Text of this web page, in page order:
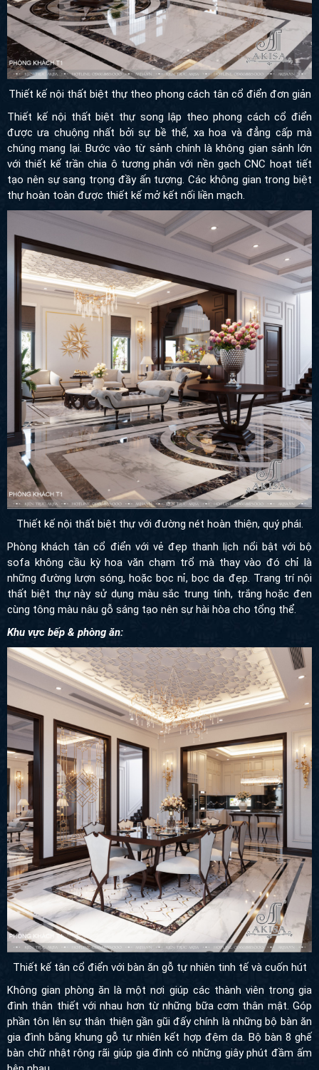
Thiết kế nội thất biệt thự theo phong cách tân cổ điển đơn giản
Thiết kế nội thất biệt thự song lập theo phong cách cổ điển
được ưa chuộng nhất bởi sự bề thế, xa hoa và đẳng cấp mà
chúng mang lại. Bước vào từ sảnh chính là không gian sảnh lớn
với thiết kế trần chia ô tương phản với nền gạch CNC hoạt tiết
tạo nên sự sang trọng đầy ấn tượng. Các không gian trong biệt
thự hoàn toàn được thiết kế mở kết nối liền mạch.
Thiết kế nội thất biệt thự với đường nét hoàn thiện, quý phái.
Phòng khách tân cổ điển với vẻ đẹp thanh lịch nổi bật với bộ
sofa không cầu kỳ hoa văn chạm trổ mà thay vào đó chỉ là
những đường lượn sóng, hoặc bọc nỉ, bọc da đẹp. Trang trí nội
thất biệt thự này sử dụng màu sắc trung tính, trắng hoặc đen
cùng tông màu nâu gỗ sáng tạo nên sự hài hòa cho tổng thể.
Khu vực bếp & phòng ăn:
Thiết kế tân cổ điển với bàn ăn gỗ tự nhiên tinh tế và cuốn hút
Không gian phòng ăn là một nơi giúp các thành viên trong gia
đình thân thiết với nhau hơn từ những bữa cơm thân mật. Góp
phần tôn lên sự thân thiện gần gũi đấy chính là những bộ bàn ăn
gia đình bằng khung gỗ tự nhiên kết hợp đệm da. Bộ bàn 8 ghế
bàn chữ nhật rộng rãi giúp gia đình có những giây phút đầm ấm